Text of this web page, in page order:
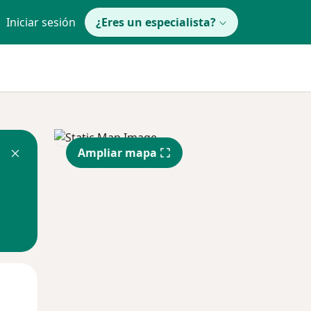
Iniciar sesión ¿Eres un especialista?
Ampliar mapa